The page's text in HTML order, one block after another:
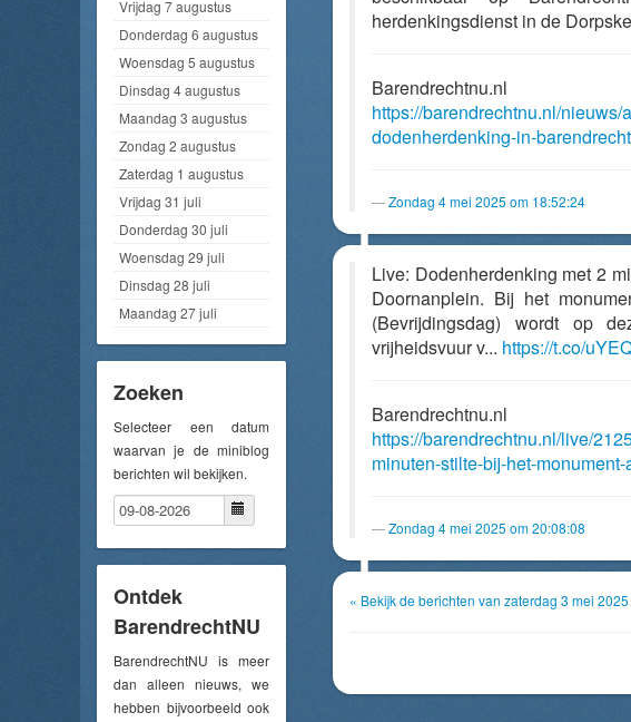
Vrijdag 7 augustus
Donderdag 6 augustus
Woensdag 5 augustus
Dinsdag 4 augustus
Maandag 3 augustus
Zondag 2 augustus
Zaterdag 1 augustus
Vrijdag 31 juli
Donderdag 30 juli
Woensdag 29 juli
Dinsdag 28 juli
Maandag 27 juli
Zoeken
Selecteer een datum
waarvan je de miniblog
berichten wil bekijken.
Ontdek
BarendrechtNU
BarendrechtNU is meer
dan alleen nieuws, we
hebben bijvoorbeeld ook
herdenkingsdienst in de
Barendrechtnu.nl
https://barendrechtnu.nl/
dodenherdenking-in-barendrecht
Zondag 4 mei 2025 om 18:52:24
Live: Dodenherdenking met 2
Doornanplein. Bij het
(Bevrijdingsdag) wordt op
vrijheidsvuur v... https://t.co/
Barendrechtnu.nl
https://barendrechtnu.nl/live/
minuten-stilte-bij-het-
Zondag 4 mei 2025 om 20:08:08
« Bekijk de berichten van zaterdag 3 mei 2025